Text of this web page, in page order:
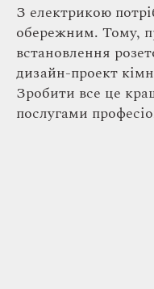
З електрикою
обережним. Тому,
встановлення
дизайн-проект
Зробити все це
послугами